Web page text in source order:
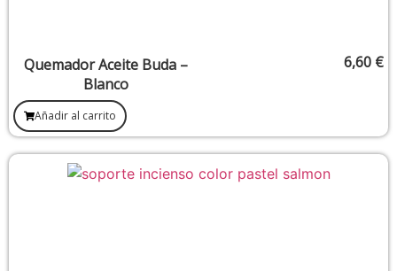
Quemador Aceite Buda –
Blanco
6,60 €
Añadir al carrito